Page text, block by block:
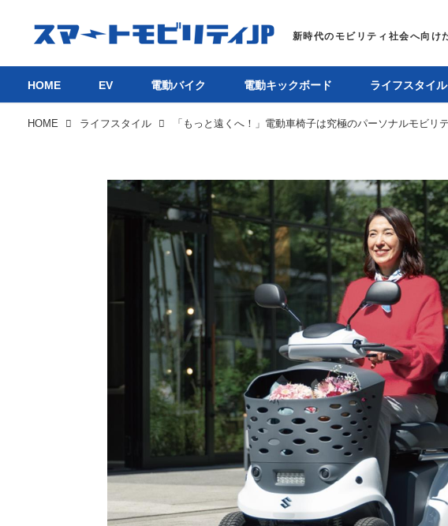
HOME
EV
電動バイク
電動キックボード
HOME EV 電動バイク 電動キックボード ライフスタイル
HOME ライフスタイル